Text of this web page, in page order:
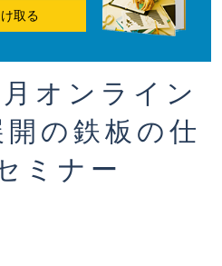
取る
オンライン
の鉄板の仕
ミナー